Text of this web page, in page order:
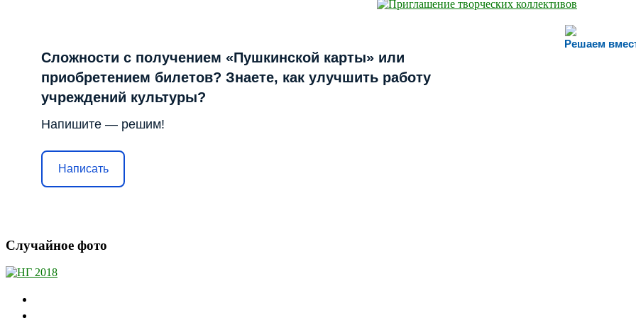
Решаем
Сложности с получением «Пушкинской карты» или
приобретением билетов? Знаете, как улучшить работу
учреждений культуры?
Напишите — решим!
Написать
Случайное фото